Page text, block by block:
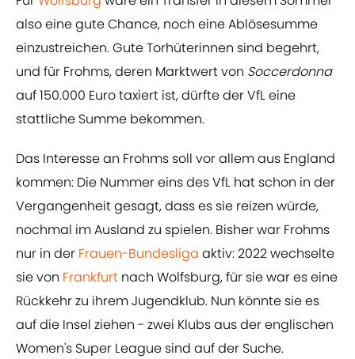
also eine gute Chance, noch eine Ablösesumme
einzustreichen. Gute Torhüterinnen sind begehrt,
und für Frohms, deren Marktwert von Soccerdonna
auf 150.000 Euro taxiert ist, dürfte der VfL eine
stattliche Summe bekommen.
Das Interesse an Frohms soll vor allem aus England
kommen: Die Nummer eins des VfL hat schon in der
Vergangenheit gesagt, dass es sie reizen würde,
nochmal im Ausland zu spielen. Bisher war Frohms
nur in der Frauen-Bundesliga aktiv: 2022 wechselte
sie von Frankfurt nach Wolfsburg, für sie war es eine
Rückkehr zu ihrem Jugendklub. Nun könnte sie es
auf die Insel ziehen - zwei Klubs aus der englischen
Women's Super League sind auf der Suche.